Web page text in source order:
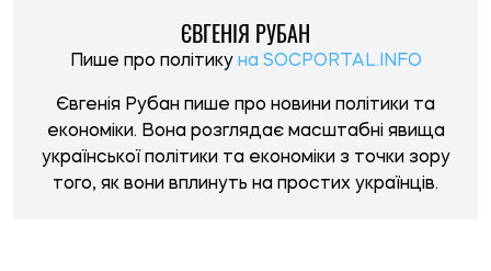
ЄВГЕНІЯ РУБАН
Пише про політику на SOCPORTAL.INFO
Євгенія Рубан пише про новини політики та
економіки. Вона розглядає масштабні явища
української політики та економіки з точки зору
того, як вони вплинуть на простих українців.